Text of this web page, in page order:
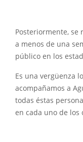
Posteriormente, se
a menos de una
público en los
Es una vergüenza
acompañamos a
todas éstas
en cada uno de los